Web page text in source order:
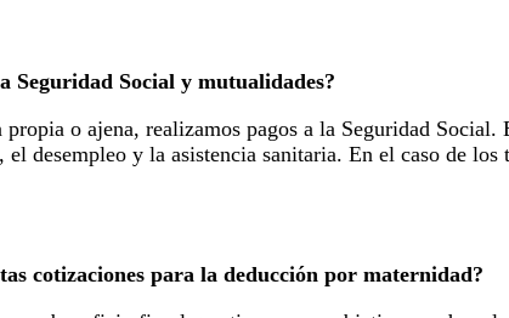
Seguridad Social y mutualidades?
propia o ajena, realizamos pagos a la Seguridad
desempleo y la asistencia sanitaria. En el caso de
cotizaciones para la deducción por maternidad?